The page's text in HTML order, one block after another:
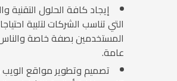
إيجاد كافة الحلول التقنية
التي تناسب الشركات لتلبية
المستخدمين بصفة خاصة
عامة.
تصميم وتطوير مواقع